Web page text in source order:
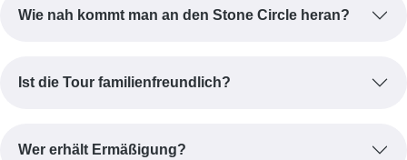
Wie nah kommt man an den Stone Circle heran?
Ist die Tour familienfreundlich?
Wer erhält Ermäßigung?